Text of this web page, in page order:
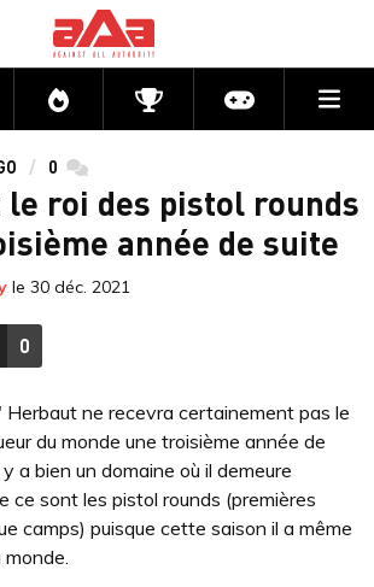
Directs CompétitionsActu jeux
0 commentaires
le roi des pistol rounds
année de suite
le 30 déc. 2021
ACCÉDER AUX
0
COMMENTAIRES
ne recevra certainement pas le
du monde une troisième année de
a bien un domaine où il demeure
ce sont les pistol rounds (premières
camps) puisque cette saison il a même